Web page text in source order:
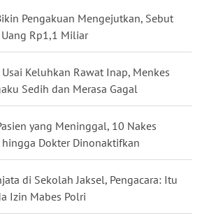
Pengakuan Mengejutkan, Sebut
Uang Rp1,1 Miliar
Keluhkan Rawat Inap, Menkes
Sedih dan Merasa Gagal
yang Meninggal, 10 Nakes
Dokter Dinonaktifkan
di Sekolah Jaksel, Pengacara: Itu
Izin Mabes Polri